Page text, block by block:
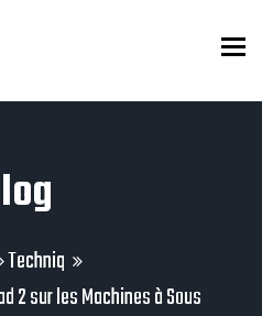
Techniq
2 sur les Machines à Sous